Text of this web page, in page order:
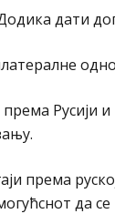
дати
Русији
према
да